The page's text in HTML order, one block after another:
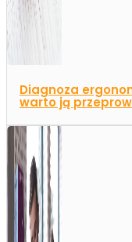
Diagnoza
warto ją